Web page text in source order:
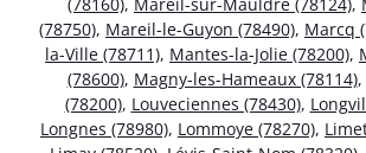
(78160), Mareil-sur-Mauldre (78124),
(78750), Mareil-le-Guyon (78490), Marcq
la-Ville (78711), Mantes-la-Jolie (78200),
(78600), Magny-les-Hameaux (78114),
(78200), Louveciennes (78430),
Longnes (78980), Lommoye (78270),